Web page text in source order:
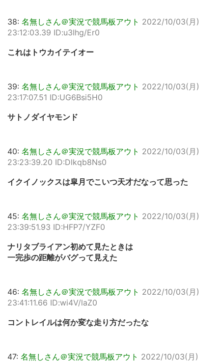
38: 名無しさん＠実況で競馬板アウト 2022/10/03(月)
23:12:03.39 ID:u3Ihg/Er0
これはトウカイテイオー
39: 名無しさん＠実況で競馬板アウト 2022/10/03(月)
23:17:07.51 ID:UG6Bsi5H0
サトノダイヤモンド
40: 名無しさん＠実況で競馬板アウト 2022/10/03(月)
23:23:39.20 ID:Dlkqb8Ns0
イクイノックスは皐月でこいつ天才だなって思った
45: 名無しさん＠実況で競馬板アウト 2022/10/03(月)
23:39:51.93 ID:HFP7/YZF0
ナリタブライアン初めて見たときは
一完歩の距離がバグって見えた
46: 名無しさん＠実況で競馬板アウト 2022/10/03(月)
23:41:11.66 ID:wi4V/laZ0
コントレイルは何か変な走り方だったな
47: 名無しさん＠実況で競馬板アウト 2022/10/03(月)